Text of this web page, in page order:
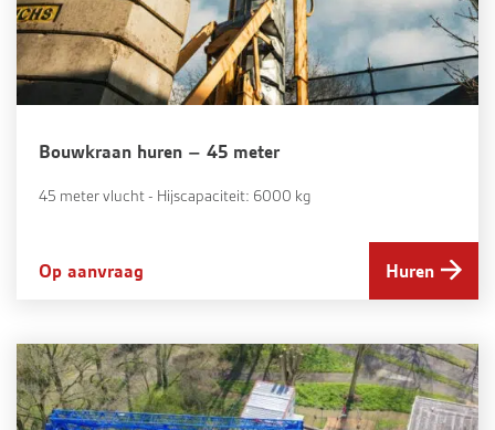
Bouwkraan huren – 45 meter
45 meter vlucht - Hijscapaciteit: 6000 kg
Op aanvraag Huren